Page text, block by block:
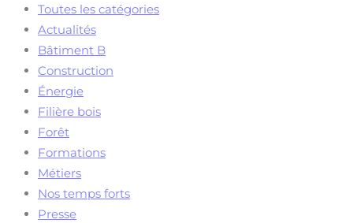
Toutes les catégories
Actualités
Bâtiment B
Construction
Énergie
Filière bois
Forêt
Formations
Métiers
Nos temps forts
Presse